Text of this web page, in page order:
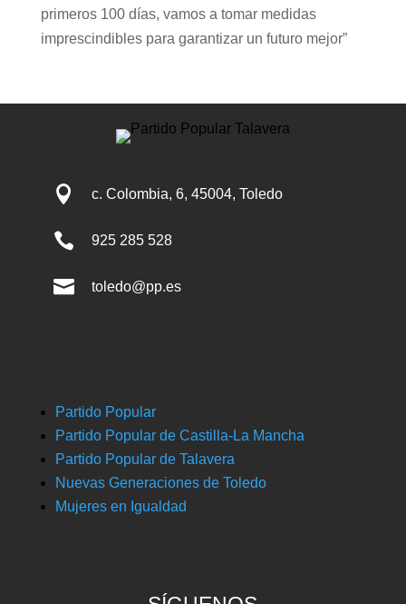
primeros 100 días, vamos a tomar medidas
imprescindibles para garantizar un futuro mejor”
 c. Colombia, 6, 45004, Toledo
 925 285 528
 toledo@pp.es
Partido Popular
Partido Popular de Castilla-La Mancha
Partido Popular de Talavera
Nuevas Generaciones de Toledo
Mujeres en Igualdad